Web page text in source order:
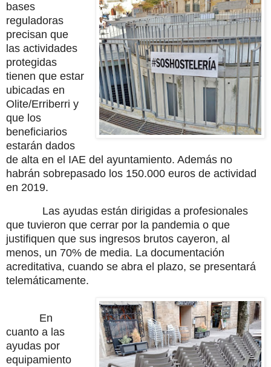
bases
reguladoras
precisan que
las actividades
protegidas
tienen que estar
ubicadas en
Olite/Erriberri y
que los
beneficiarios
estarán dados
de alta en el IAE del ayuntamiento. Además no
habrán sobrepasado los 150.000 euros de actividad
en 2019.
Las ayudas están dirigidas a profesionales
que tuvieron que cerrar por la pandemia o que
justifiquen que sus ingresos brutos cayeron, al
menos, un 70% de media. La documentación
acreditativa, cuando se abra el plazo, se presentará
telemáticamente.
En
cuanto a las
ayudas por
equipamiento